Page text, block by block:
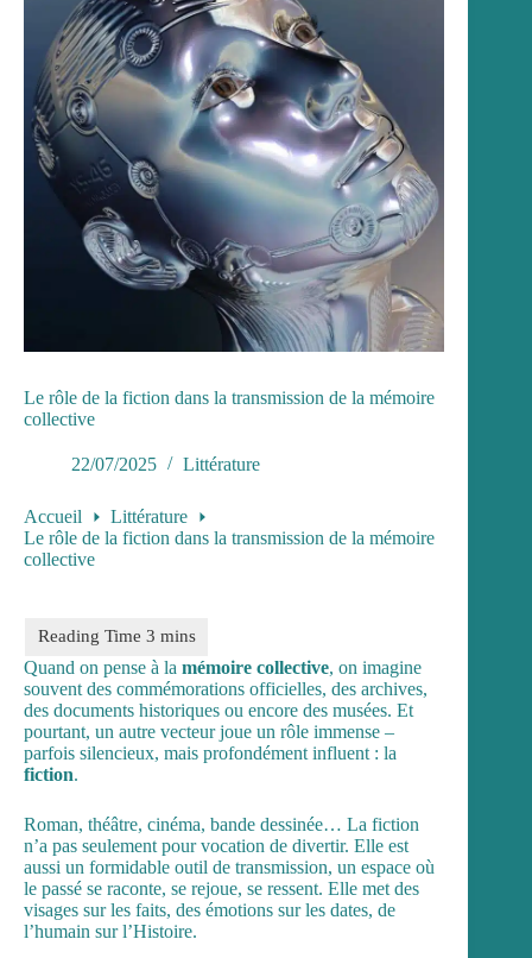
Le rôle de la fiction dans la transmission de la mémoire
collective
22/07/2025 Littérature
Accueil
Littérature
Le rôle de la fiction dans la transmission de la mémoire
collective
Quand on pense à la mémoire collective, on imagine
souvent des commémorations officielles, des archives,
des documents historiques ou encore des musées. Et
pourtant, un autre vecteur joue un rôle immense –
parfois silencieux, mais profondément influent : la
fiction.
Roman, théâtre, cinéma, bande dessinée… La fiction
n’a pas seulement pour vocation de divertir. Elle est
aussi un formidable outil de transmission, un espace où
le passé se raconte, se rejoue, se ressent. Elle met des
visages sur les faits, des émotions sur les dates, de
l’humain sur l’Histoire.